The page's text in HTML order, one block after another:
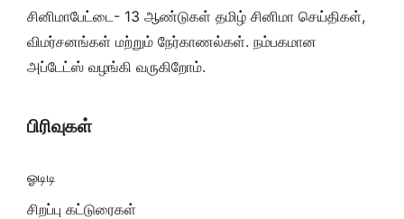
சினிமாபேட்டை- 13 ஆண்டுகள் தமிழ் சினிமா செய்திகள்,
விமர்சனங்கள் மற்றும் நேர்காணல்கள். நம்பகமான
அப்டேட்ஸ் வழங்கி வருகிறோம்.
பிரிவுகள்
ஓடிடி
சிறப்பு கட்டுரைகள்